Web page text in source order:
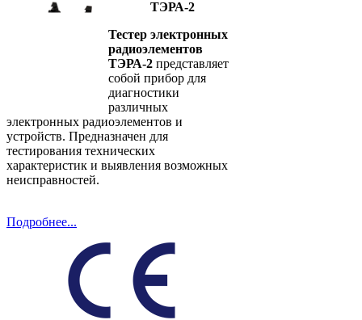
ТЭРА-2
Тестер электронных
радиоэлементов
ТЭРА-2 представляет
собой прибор для
диагностики
различных
электронных радиоэлементов и
устройств. Предназначен для
тестирования технических
характеристик и выявления возможных
неисправностей.
Подробнее...